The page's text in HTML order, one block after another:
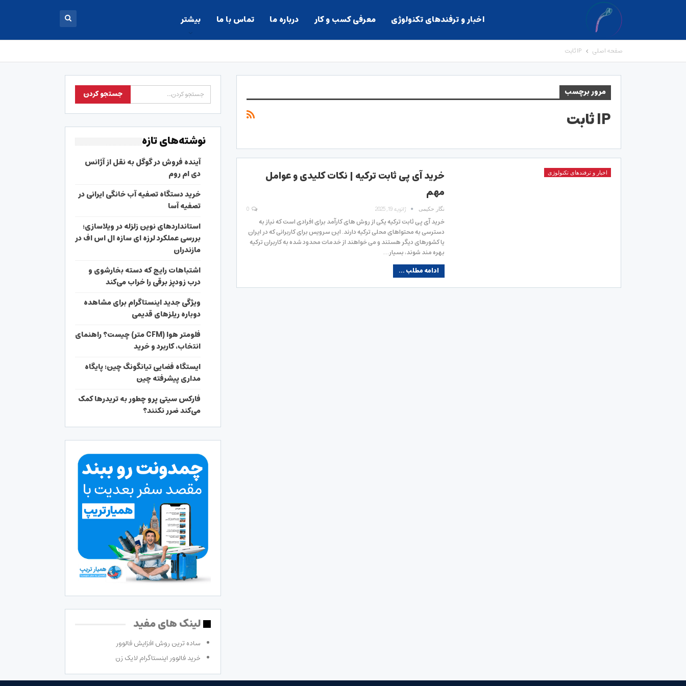
اخبار و ترفندهای تکنولوژی معرفی کسب و کار درباره ما تماس با ما بیشتر
صفحه اصلی IP ثابت
مرور برچسب
IP ثابت
اخبار و ترفندهای تکنولوژی
خرید آی پی ثابت ترکیه | نکات کلیدی و عوامل
مهم
نگار حکیمی ژانویه 19, 2025
خرید آی پی ثابت ترکیه یکی از روش های کارآمد برای افرادی است که نیاز به
دسترسی به محتواهای محلی ترکیه دارند. این سرویس برای کاربرانی که در ایران
یا کشورهای دیگر هستند و می خواهند از خدمات محدود شده به کاربران ترکیه
بهره مند شوند، بسیار…
ادامه مطلب ...
نوشته‌های تازه
آینده فروش در گوگل به نقل از آژانس
دی ام روم
خرید دستگاه تصفیه آب خانگی ایرانی در
تصفیه آسا
استانداردهای نوین زلزله در ویلاسازی؛
بررسی عملکرد لرزه ای سازه ال اس اف در
مازندران
اشتباهات رایج که دسته بخارشوی و
درب زودپز برقی را خراب می‌کند
ویژگی جدید اینستاگرام برای مشاهده
دوباره ریلزهای قدیمی
فلومتر هوا (CFM متر) چیست؟ راهنمای
انتخاب، کاربرد و خرید
ایستگاه فضایی تیانگونگ چین؛ پایگاه
مداری پیشرفته چین
فارکس سیتی پرو چطور به تریدرها کمک
می‌کند ضرر نکنند؟
لینک های مفید
ساده ترین روش افزایش فالوور
خرید فالوور اینستاگرام لایک زن